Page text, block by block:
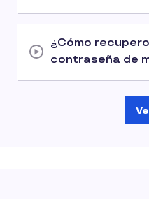
¿Cómo
contraseña de